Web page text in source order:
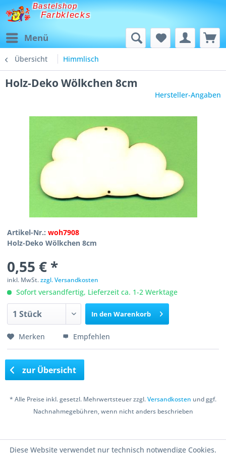
Bastelshop
Farbklecks
Menü
Übersicht Himmlisch
Holz-Deko Wölkchen 8cm
Hersteller-Angaben
Artikel-Nr.:woh7908
Holz-Deko Wölkchen 8cm
0,55 € *
inkl. MwSt.zzgl. Versandkosten
Sofort versandfertig, Lieferzeit ca. 1-2 Werktage
In den Warenkorb
Merken Empfehlen
zur Übersicht
* Alle Preise inkl. gesetzl. Mehrwertsteuer zzgl.Versandkosten und ggf.
Nachnahmegebühren, wenn nicht anders beschrieben
Diese Website verwendet nur technisch notwendige Cookies.